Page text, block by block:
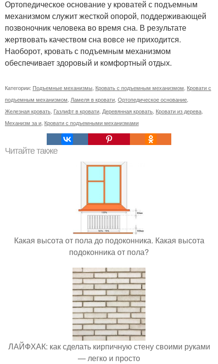
Ортопедическое основание у кроватей с подъемным
механизмом служит жесткой опорой, поддерживающей
позвоночник человека во время сна. В результате
жертвовать качеством сна вовсе не приходится.
Наоборот, кровать с подъемным механизмом
обеспечивает здоровый и комфортный отдых.
Категории: Подъемные механизмы Кровать с подъемным механизмом Кровати с
подъемным механизмом Ламеля в кровати Ортопедическое основание
Железная кровать Газлифт в кровати Деревянная кровать Кровати из дерева
Механизм за и Кровати с подъемными механизмами
Читайте также
Какая высота от пола до подоконника. Какая высота
подоконника от пола?
ЛАЙФХАК: как сделать кирпичную стену своими руками
— легко и просто